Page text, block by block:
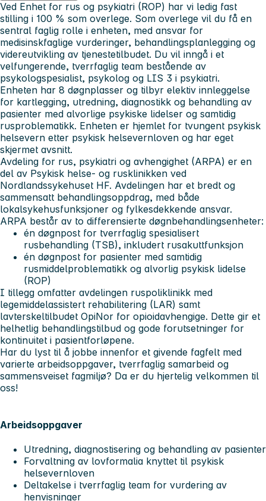
Ved Enhet for rus og psykiatri (ROP) har vi ledig fast
stilling i 100 % som overlege. Som overlege vil du få en
sentral faglig rolle i enheten, med ansvar for
medisinskfaglige vurderinger, behandlingsplanlegging og
videreutvikling av tjenestetilbudet. Du vil inngå i et
velfungerende, tverrfaglig team bestående av
psykologspesialist, psykolog og LIS 3 i psykiatri.
Enheten har 8 døgnplasser og tilbyr elektiv innleggelse
for kartlegging, utredning, diagnostikk og behandling av
pasienter med alvorlige psykiske lidelser og samtidig
rusproblematikk. Enheten er hjemlet for tvungent psykisk
helsevern etter psykisk helsevernloven og har eget
skjermet avsnitt.
Avdeling for rus, psykiatri og avhengighet (ARPA) er en
del av Psykisk helse- og rusklinikken ved
Nordlandssykehuset HF. Avdelingen har et bredt og
sammensatt behandlingsoppdrag, med både
lokalsykehusfunksjoner og fylkesdekkende ansvar.
ARPA består av to differensierte døgnbehandlingsenheter:
én døgnpost for tverrfaglig spesialisert
rusbehandling (TSB), inkludert rusakuttfunksjon
én døgnpost for pasienter med samtidig
rusmiddelproblematikk og alvorlig psykisk lidelse
(ROP)
I tillegg omfatter avdelingen ruspoliklinikk med
legemiddelassistert rehabilitering (LAR) samt
lavterskeltilbudet OpiNor for opioidavhengige. Dette gir et
helhetlig behandlingstilbud og gode forutsetninger for
kontinuitet i pasientforløpene.
Har du lyst til å jobbe innenfor et givende fagfelt med
varierte arbeidsoppgaver, tverrfaglig samarbeid og
sammensveiset fagmiljø? Da er du hjertelig velkommen til
oss!
Arbeidsoppgaver
Utredning, diagnostisering og behandling av pasienter
Forvaltning av lovformalia knyttet til psykisk
helsevernloven
Deltakelse i tverrfaglig team for vurdering av
henvisninger